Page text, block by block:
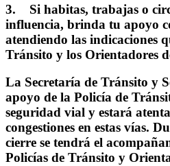
3. Si habitas, trabajas o
influencia, brinda tu apoyo
atendiendo las indicaciones
Tránsito y los Orientadores
La Secretaría de Tránsito y
apoyo de la Policía de
seguridad vial y estará
congestiones en estas vías.
cierre se tendrá el
Policías de Tránsito y